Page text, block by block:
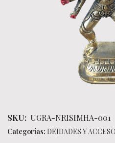
SKU: UGRA-NRISIMHA-001
Categorías: DEIDADES Y